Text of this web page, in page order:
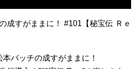
成すがままに！ #101【秘宝伝 Ｒｅ
バッチの成すがままに！